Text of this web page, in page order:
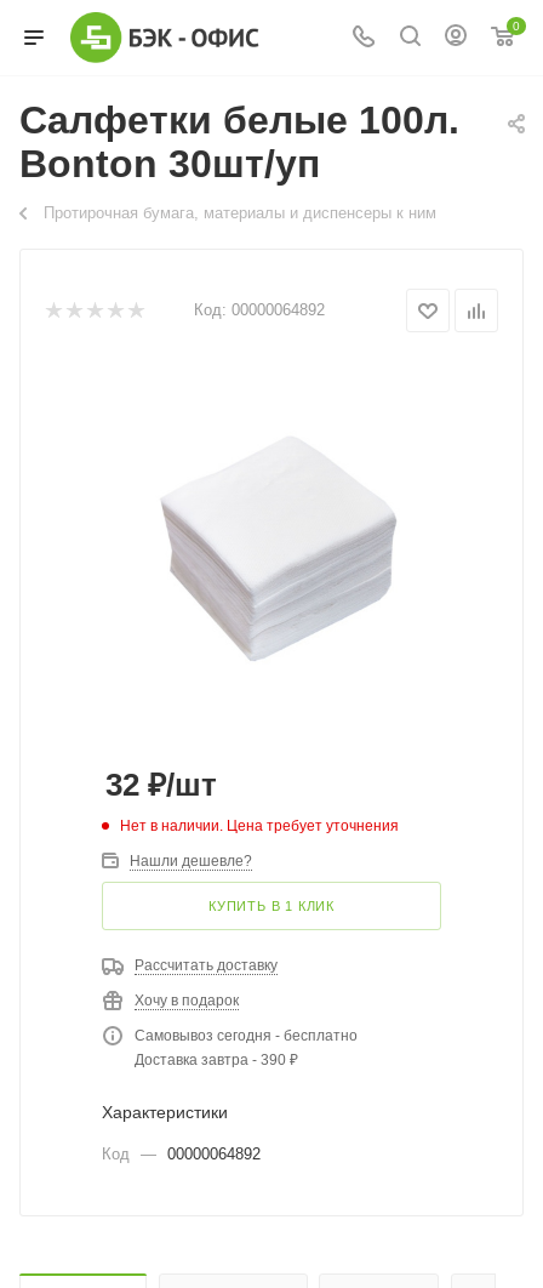
0
Салфетки белые 100л.
Bonton 30шт/уп
Протирочная бумага, материалы и диспенсеры к ним
Код: 00000064892
32 ₽/шт
Нет в наличии. Цена требует уточнения
Нашли дешевле?
КУПИТЬ В 1 КЛИК
Рассчитать доставку
Хочу в подарок
Самовывоз сегодня - бесплатно
Доставка завтра - 390 ₽
Характеристики
Код — 00000064892